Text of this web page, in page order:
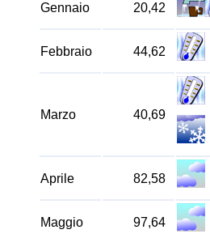
Gennaio 20,42
Febbraio 44,62
Marzo 40,69
Aprile 82,58
Maggio 97,64